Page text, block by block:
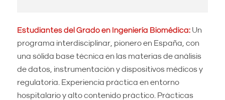
Estudiantes del Grado en Ingeniería Biomédica: Un
programa interdisciplinar, pionero en España, con
una sólida base técnica en las materias de análisis
de datos, instrumentación y dispositivos médicos y
regulatoria. Experiencia práctica en entorno
hospitalario y alto contenido práctico. Prácticas